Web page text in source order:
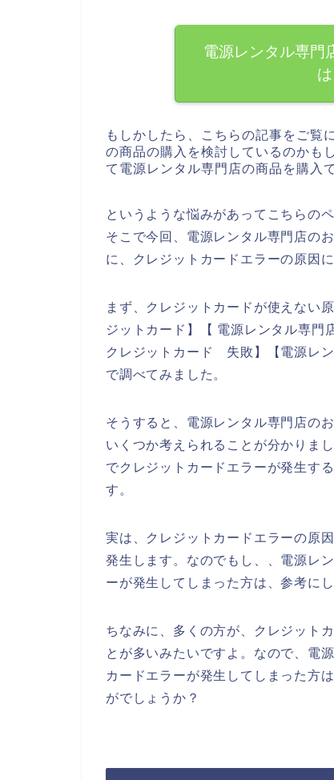
電源レンタル専門
もしかしたら、こちらの記事をご覧
の商品の購入を検討しているのかも
て電源レンタル専門店の商品を購入
というような悩みがあってこちらの
そこで今回、電源レンタル専門店の
に、クレジットカードエラーの原因
まず、クレジットカードが使えない
ジットカード】【 電源レンタル専
クレジットカード 失敗】【電源レ
で調べてみました。
そうすると、電源レンタル専門店の
いくつか考えられることが分かりま
でクレジットカードエラーが発生す
す。
実は、クレジットカードエラーの原
発生します。なのでもし、、電源レ
ーが発生してしまった方は、参考に
ちなみに、多くの方が、クレジット
とが多いみたいですよ。なので、電
カードエラーが発生してしまった方
がでしょうか？